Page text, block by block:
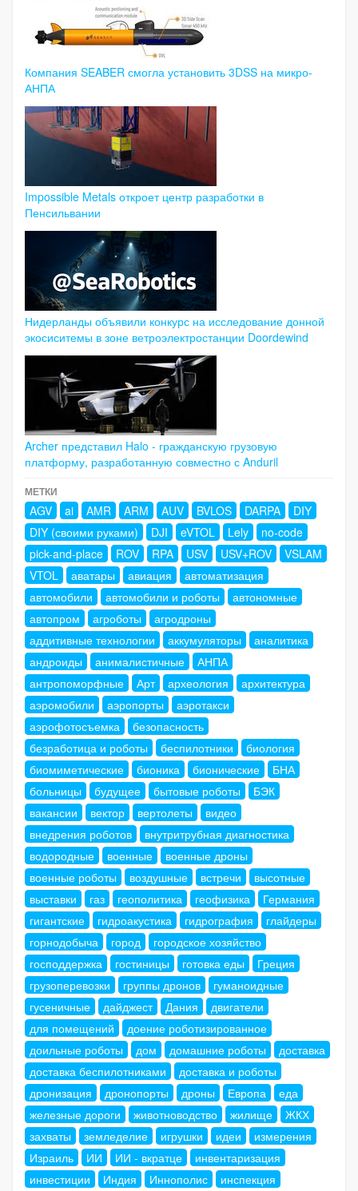
Компания SEABER смогла установить 3DSS на микро-
АНПА
Impossible Metals откроет центр разработки в
Пенсильвании
Нидерланды объявили конкурс на исследование донной
экосиситемы в зоне ветроэлектростанции Doordewind
Archer представил Halo - гражданскую грузовую
платформу, разработанную совместно с Anduril
МЕТКИ
AGV ai AMR ARM AUV BVLOS DARPA
DIY
DIY (своими руками)
DJI eVTOL Lely
no-code
pick-and-place
ROV RPA USV USV+ROV
VSLAM
VTOL
аватары авиация
автоматизация
автомобили
автомобили и роботы
автономные
автопром
агроботы
агродроны
аддитивные технологии
аккумуляторы
аналитика
андроиды
анималистичные
АНПА
антропоморфные
Арт археология
архитектура
аэромобили
аэропорты
аэротакси
аэрофотосъемка
безопасность
безработица и роботы
беспилотники
биология
биомиметические
бионика бионические
БНА
больницы
будущее бытовые роботы
БЭК
вакансии
вектор вертолеты
видео
внедрения роботов
внутритрубная диагностика
водородные
военные
военные дроны
военные роботы
воздушные встречи
высотные
выставки
газ геополитика геофизика
Германия
гигантские
гидроакустика гидрография
глайдеры
горнодобыча
город
городское хозяйство
господдержка
гостиницы готовка еды
Греция
грузоперевозки
группы дронов
гуманоидные
гусеничные
дайджест Дания
двигатели
для помещений
доение роботизированное
доильные роботы
дом домашние роботы
доставка
доставка беспилотниками
доставка и роботы
дронизация
дронопорты дроны Европа
еда
железные дороги
животноводство жилище
ЖКХ
захваты
земледелие игрушки идеи
измерения
Израиль
ИИ ИИ - вкратце
инвентаризация
инвестиции
Индия Иннополис
инспекция